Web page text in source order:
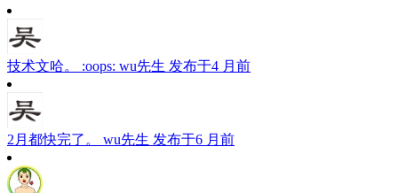
技术文哈。 :oops: wu先生 发布于4 月前
2月都快完了。 wu先生 发布于6 月前